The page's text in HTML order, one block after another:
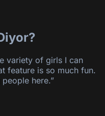
variety of girls I can
feature is so much fun.
here.”